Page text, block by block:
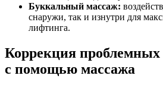
Буккальный массаж:
снаружи, так и изнутри для
лифтинга.
Коррекция проблемных
с помощью массажа